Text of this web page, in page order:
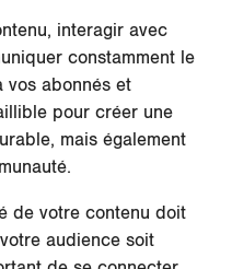
interagir avec
constamment le
vos abonnés et
pour créer une
mais également
de votre contenu doit
audience soit